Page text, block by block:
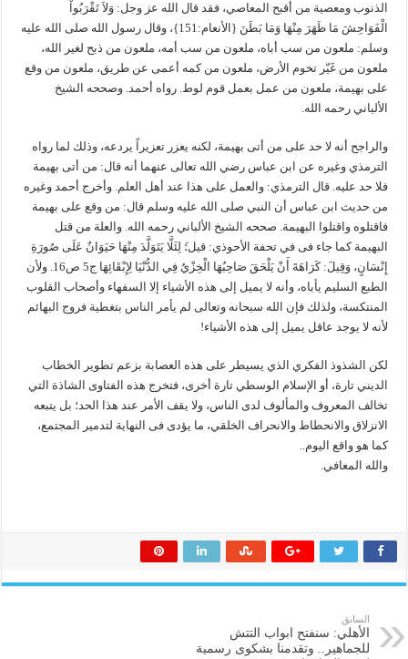
الذنوب ومعصية من أقبح المعاصي، فقد قال الله عز وجل: وَلاَ تَقْرَبُواْ
الْفَوَاحِشَ مَا ظَهَرَ مِنْهَا وَمَا بَطَنَ {الأنعام:151}، وقال رسول الله صلى الله عليه
وسلم: ملعون من سب أباه، ملعون من سب أمه، ملعون من ذبح لغير الله،
ملعون من غَيّر تخوم الأرض، ملعون من كمه أعمى عن طريق، ملعون من وقع
على بهيمة، ملعون من عمل بعمل قوم لوط. رواه أحمد. وصححه الشيخ
الألباني رحمه الله.
والراجح أنه لا حد على من أتى بهيمة، لكنه يعزر تعزيراً يردعه، وذلك لما رواه
الترمذي وغيره عن ابن عباس رضي الله تعالى عنهما أنه قال: من أتى بهيمة
فلا حد عليه. قال الترمذي: والعمل على هذا عند أهل العلم. وأخرج أحمد وغيره
من حديث ابن عباس أن النبي صلى الله عليه وسلم قال: من وقع على بهيمة
فاقتلوه واقتلوا البهيمة. صححه الشيخ الألباني رحمه الله. والعلة من قتل
البهيمة كما جاء فى في تحفة الأحوذي: قيل:َ لِئَلَّا يَتَوَلَّدَ مِنْهَا حَيَوَانٌ عَلَى صُورَةِ
إِنْسَانٍ، وَقِيلَ: كَرَاهَةَ أَنْ يَلْحَقَ صَاحِبُهَا الْخِزْيُ فِي الدُّنْيَا لِإِبْقَائِهَا ج5 ص16. ولأن
الطبع السليم يأباه، وأنه لا يميل إلى هذه الأشياء إلا السفهاء وأصحاب القلوب
المنتكسة، ولذلك فإن الله سبحانه وتعالى لم يأمر الناس بتغطية فروج البهائم
لأنه لا يوجد عاقل يميل إلى هذه الأشياء!
لكن الشذوذ الفكري الذي يسيطر على هذه العصابة بزعم تطوير الخطاب
الديني تارة، أو الإسلام الوسطي تارة أخرى، فتخرج هذه الفتاوى الشاذة التي
تخالف المعروف والمألوف لدى الناس، ولا يقف الأمر عند هذا الحد؛ بل يتبعه
الانزلاق والانحطاط والانحراف الخلقي، ما يؤدى فى النهاية لتدمير المجتمع،
كما هو واقع اليوم..
والله المعافي.
السابق
الأهلي: سنفتح ابواب التتش
للجماهير.. وتقدمنا بشكوى رسمية